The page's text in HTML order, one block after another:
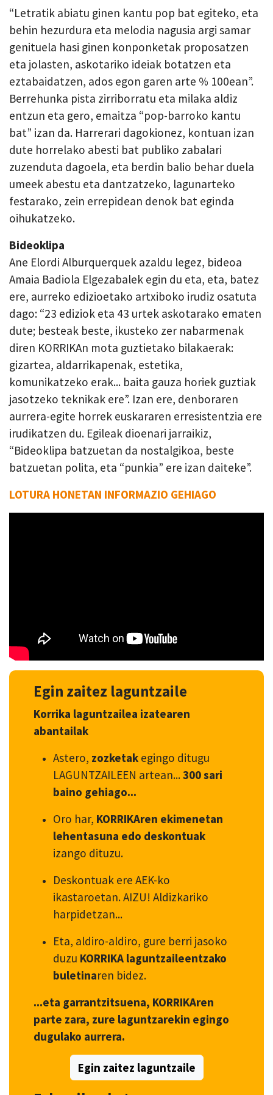
“Letratik abiatu ginen kantu pop bat egiteko, eta
behin hezurdura eta melodia nagusia argi samar
genituela hasi ginen konponketak proposatzen
eta jolasten, askotariko ideiak botatzen eta
eztabaidatzen, ados egon garen arte % 100ean”.
Berrehunka pista zirriborratu eta milaka aldiz
entzun eta gero, emaitza “pop-barroko kantu
bat” izan da. Harrerari dagokionez, kontuan izan
dute horrelako abesti bat publiko zabalari
zuzenduta dagoela, eta berdin balio behar duela
umeek abestu eta dantzatzeko, lagunarteko
festarako, zein errepidean denok bat eginda
oihukatzeko.
Bideoklipa
Ane Elordi Alburquerquek azaldu legez, bideoa
Amaia Badiola Elgezabalek egin du eta, eta, batez
ere, aurreko edizioetako artxiboko irudiz osatuta
dago: “23 ediziok eta 43 urtek askotarako ematen
dute; besteak beste, ikusteko zer nabarmenak
diren KORRIKAn mota guztietako bilakaerak:
gizartea, aldarrikapenak, estetika,
komunikatzeko erak... baita gauza horiek guztiak
jasotzeko teknikak ere”. Izan ere, denboraren
aurrera-egite horrek euskararen erresistentzia ere
irudikatzen du. Egileak dioenari jarraikiz,
“Bideoklipa batzuetan da nostalgikoa, beste
batzuetan polita, eta “punkia” ere izan daiteke”.
LOTURA HONETAN INFORMAZIO GEHIAGO
Egin zaitez laguntzaile
Korrika laguntzailea izatearen
abantailak
Astero, zozketak egingo ditugu
LAGUNTZAILEEN artean...300 sari
baino gehiago...
Oro har, KORRIKAren ekimenetan
lehentasuna edo deskontuak
izango dituzu.
Deskontuak ere AEK-ko
ikastaroetan. AIZU! Aldizkariko
harpidetzan...
Eta, aldiro-aldiro, gure berri jasoko
duzu KORRIKA laguntzaileentzako
buletinaren bidez.
...eta garrantzitsuena, KORRIKAren
parte zara, zure laguntzarekin egingo
dugulako aurrera.
Egin zaitez laguntzaile